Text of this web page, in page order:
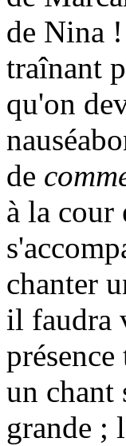
de Nina
traînant
qu'on
de
à la cour
chanter
il faudra
un chant
grande ;